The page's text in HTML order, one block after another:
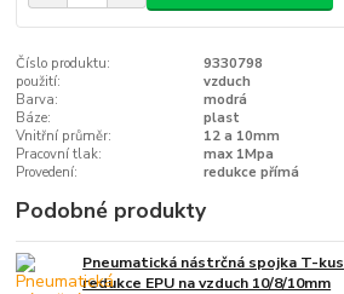
Číslo produktu:
9330798
použití:
vzduch
Barva:
modrá
Báze:
plast
Vnitřní průměr:
12 a 10mm
Pracovní tlak:
max 1Mpa
Provedení:
redukce přímá
Podobné produkty
Pneumatická nástrčná spojka T-kus
redukce EPU na vzduch 10/8/10mm